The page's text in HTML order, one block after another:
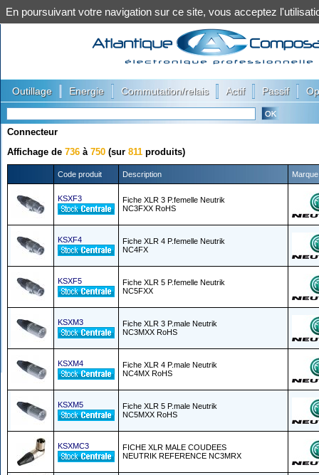
Outillage Energie Commutation/relais Actif Passif
Connecteur
Affichage de 736 à 750 (sur 811 produits)
Code produit Description Marque
KSXF3
Fiche XLR 3 P.femelle Neutrik
NC3FXX RoHS
KSXF4
Fiche XLR 4 P.femelle Neutrik
NC4FX
KSXF5
Fiche XLR 5 P.femelle Neutrik
NC5FXX
KSXM3
Fiche XLR 3 P.male Neutrik
NC3MXX RoHS
KSXM4
Fiche XLR 4 P.male Neutrik
NC4MX RoHS
KSXM5
Fiche XLR 5 P.male Neutrik
NC5MXX RoHS
KSXMC3
FICHE XLR MALE COUDEES
NEUTRIK REFERENCE NC3MRX
En poursuivant votre navigation sur ce site, vous acceptez